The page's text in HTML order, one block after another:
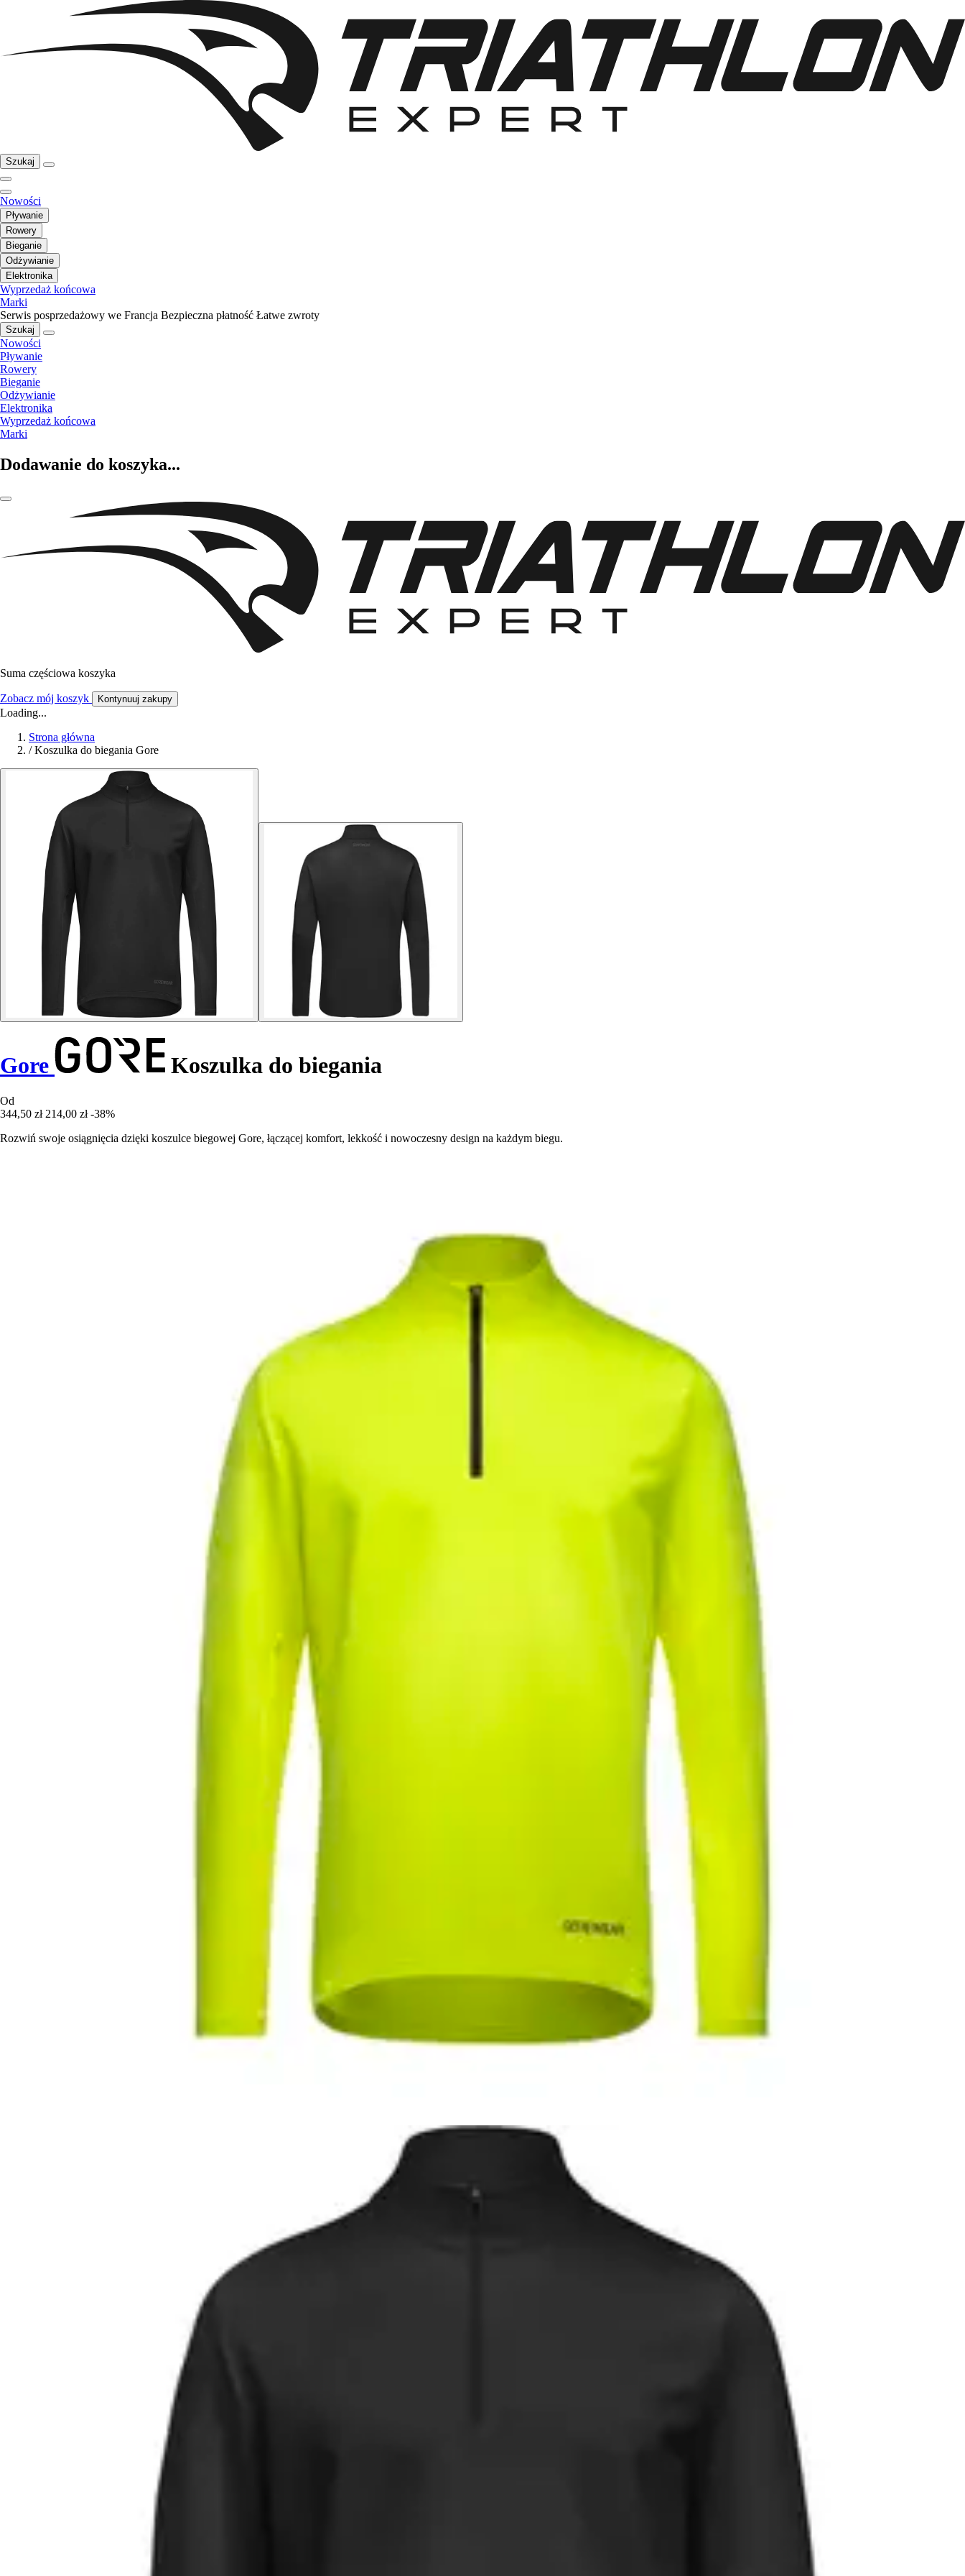
Szukaj
Nowości
Pływanie
Rowery
Bieganie
Odżywianie
Elektronika
Wyprzedaż końcowa
Marki
Serwis posprzedażowy we Francja Bezpieczna płatność Łatwe zwroty
Szukaj
Nowości
Pływanie
Rowery
Bieganie
Odżywianie
Elektronika
Wyprzedaż końcowa
Marki
Dodawanie do koszyka...
Suma częściowa koszyka
Zobacz mój koszyk Kontynuuj zakupy
Loading...
Strona główna
/ Koszulka do biegania Gore
Gore Koszulka do biegania
Od
344,50 zł 214,00 zł -38%
Rozwiń swoje osiągnięcia dzięki koszulce biegowej Gore, łączącej komfort, lekkość i nowoczesny design na każdym biegu.